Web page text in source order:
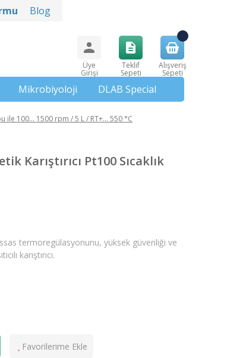
Blog
Üye
Girişi
Teklif
Sepeti
Alışveriş
Sepeti
Mikrobiyoloji DLAB Special
ile 100... 1500 rpm / 5 L / RT+... 550 °C
Karıştırıcı Pt100 Sıcaklık
termoregülasyonunu, yüksek güvenliği ve
karıştırıcı.